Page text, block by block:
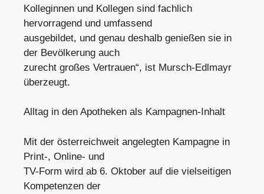
Kolleginnen und Kollegen sind fachlich
hervorragend und umfassend
ausgebildet, und genau deshalb genießen sie in
der Bevölkerung auch
zurecht großes Vertrauen“, ist Mursch-Edlmayr
überzeugt.
Alltag in den Apotheken als Kampagnen-Inhalt
Mit der österreichweit angelegten Kampagne in
Print-, Online- und
TV-Form wird ab 6. Oktober auf die vielseitigen
Kompetenzen der